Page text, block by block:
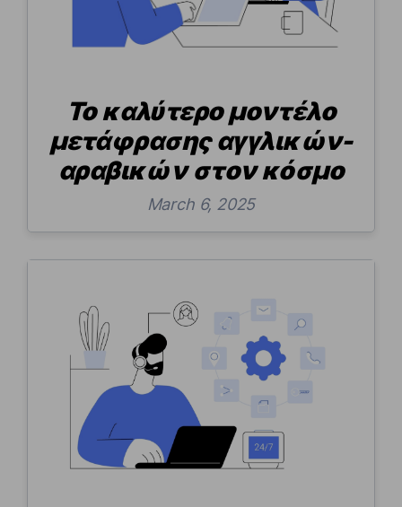
Το καλύτερο μοντέλο
μετάφρασης αγγλικών-
αραβικών στον κόσμο
March 6, 2025